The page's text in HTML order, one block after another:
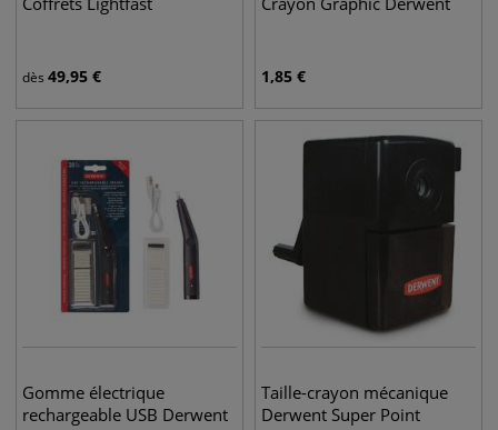
dès 49,95 € 1,85 €
Gomme électrique
rechargeable USB Derwent
Taille-crayon mécanique
Derwent Super Point